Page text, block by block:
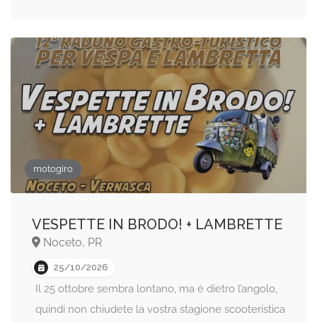
motogiro
VESPETTE IN BRODO! + LAMBRETTE
Noceto, PR
25/10/2026
Il 25 ottobre sembra lontano, ma è dietro l’angolo,
quindi non chiudete la vostra stagione scooteristica